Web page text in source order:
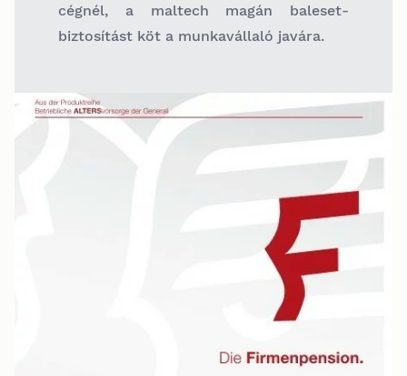
cégnél, a maltech magán baleset-
biztosítást köt a munkavállaló javára.